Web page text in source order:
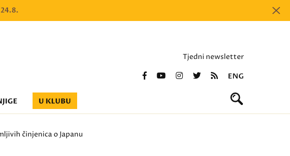
Tjedni newsletter
ENG
U KLUBU
činjenica o Japanu